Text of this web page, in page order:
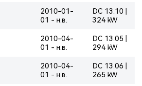
2010-01-
01 - н.в.
DC 13.10 |
324 kW
2010-04-
01 - н.в.
DC 13.05 |
294 kW
2010-04-
01 - н.в.
DC 13.06 |
265 kW